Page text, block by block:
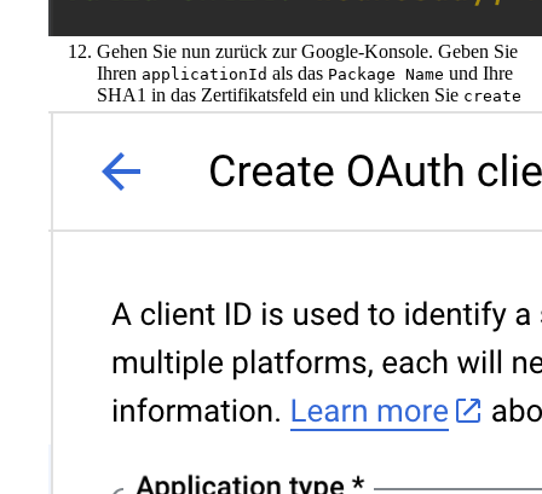
Gehen Sie nun zurück zur Google-Konsole. Geben Sie
Ihren applicationId als das Package Name und Ihre
SHA1 in das Zertifikatsfeld ein und klicken Sie create